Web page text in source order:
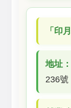
「印
地址：
236號